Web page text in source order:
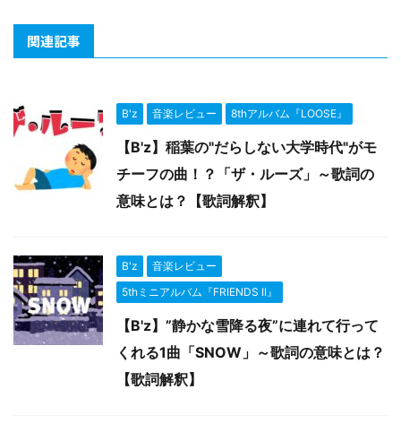
関連記事
B'z 音楽レビュー 8thアルバム『LOOSE』
【B'z】稲葉の"だらしない大学時代"がモ
チーフの曲！？「ザ・ルーズ」～歌詞の
意味とは？【歌詞解釈】
B'z
音楽レビュー
5thミニアルバム『FRIENDS II』
【B'z】”静かな雪降る夜”に連れて行って
くれる1曲「SNOW」～歌詞の意味とは？
【歌詞解釈】